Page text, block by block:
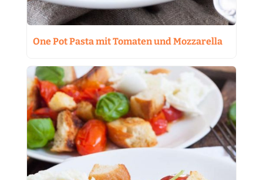
One Pot Pasta mit Tomaten und Mozzarella